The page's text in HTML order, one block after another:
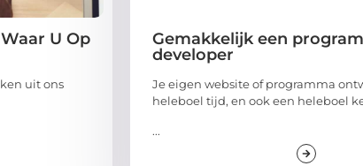
U Op
uit ons
Gemakkelijk een
developer
Je eigen website of programma
heleboel tijd, en ook een heleboel
...